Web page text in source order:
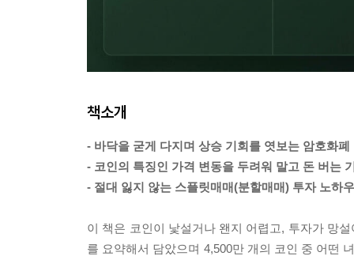
책소개
- 바닥을 굳게 다지며 상승 기회를 엿보는 암호화폐
- 코인의 특징인 가격 변동을 두려워 말고 돈 버는
- 절대 잃지 않는 스플릿매매(분할매매) 투자 노하
이 책은 코인이 낯설거나 왠지 어렵고, 투자가 망
를 요약해서 담았으며 4,500만 개의 코인 중 어떤